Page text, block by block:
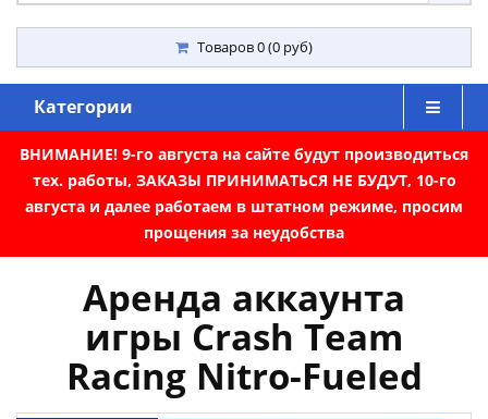
Товаров 0 (0 руб)
Категории
ВНИМАНИЕ! 9-го августа на сайте будут производиться
тех. работы, ЗАКАЗЫ ПРИНИМАТЬСЯ НЕ БУДУТ, 10-го
августа и далее работаем в штатном режиме, просим
прощения за неудобства
Аренда аккаунта
игры Crash Team
Racing Nitro-Fueled